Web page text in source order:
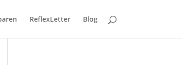
ReflexLetter Blog